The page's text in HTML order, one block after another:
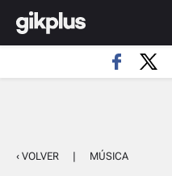
‹ VOLVER | MÚSICA